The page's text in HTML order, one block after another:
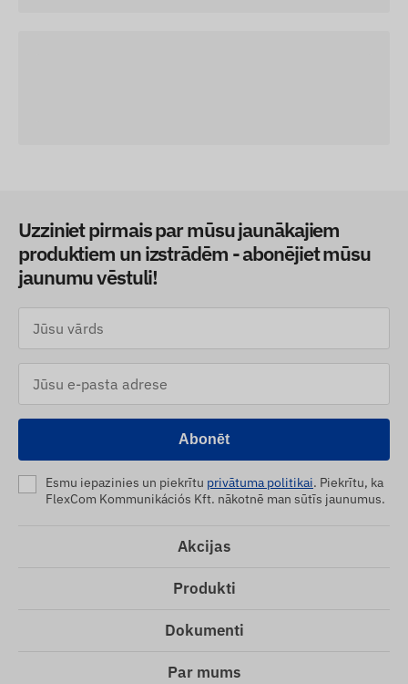
Uzziniet pirmais par mūsu jaunākajiem
produktiem un izstrādēm - abonējiet mūsu
jaunumu vēstuli!
Abonēt
Esmu iepazinies un piekrītu privātuma politikai. Piekrītu, ka
FlexCom Kommunikációs Kft. nākotnē man sūtīs jaunumus.
Akcijas
Produkti
Dokumenti
Par mums